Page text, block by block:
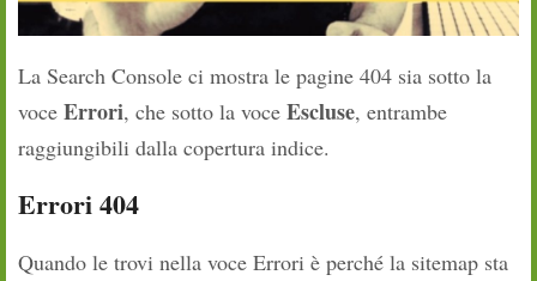
La Search Console ci mostra le pagine 404 sia sotto la
voce Errori, che sotto la voce Escluse, entrambe
raggiungibili dalla copertura indice.
Errori 404
Quando le trovi nella voce Errori è perché la sitemap sta